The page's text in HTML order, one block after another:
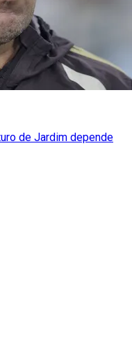
de Jardim depende